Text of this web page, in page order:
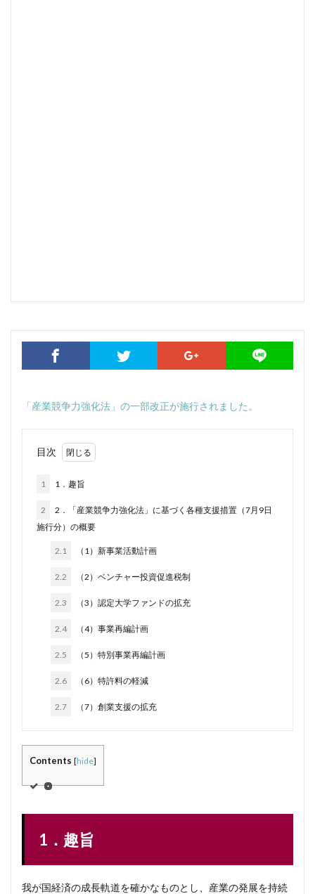
「産業競争力強化法」の一部改正が施行されました。
目次
1 1．趣旨
2
2．「産業競争力強化法」に基づく各種支援措置（7月9日
施行分）の概要
2.1 （1）新事業活動計画
2.2 （2）ベンチャー投資促進税制
2.3 （3）認定大学ファンドの拡充
2.4 （4）事業再編計画
2.5 （5）特別事業再編計画
2.6 （6）特許料の軽減
2.7 （7）創業支援の拡充
Contents [hide]
1．趣旨
我が国経済の成長軌道を確かなものとし、産業の発展を持続